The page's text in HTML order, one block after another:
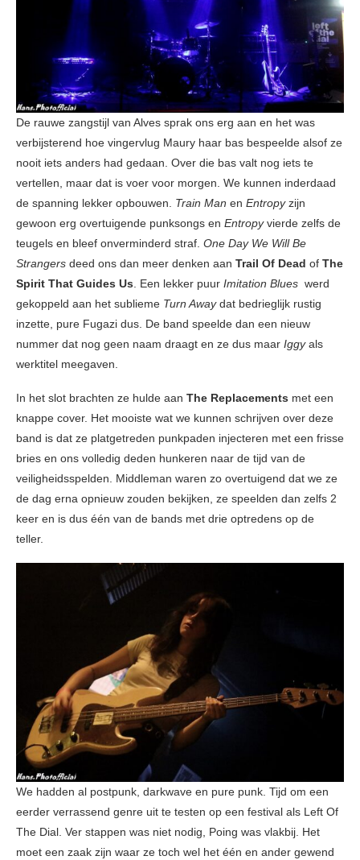
De rauwe zangstijl van Alves sprak ons erg aan en het was
verbijsterend hoe vingervlug Maury haar bas bespeelde alsof ze
nooit iets anders had gedaan. Over die bas valt nog iets te
vertellen, maar dat is voer voor morgen. We kunnen inderdaad
de spanning lekker opbouwen. Train Man en Entropyzijn
gewoon erg overtuigende punksongs en Entropyvierde zelfs de
teugels en bleef onverminderd straf. One Day We Will Be
Strangers deed ons dan meer denken aan Trail Of Dead of The
Spirit That Guides Us. Een lekker puur Imitation Blues werd
gekoppeld aan het sublieme Turn Awaydat bedrieglijk rustig
inzette, pure Fugazi dus. De band speelde dan een nieuw
nummer dat nog geen naam draagt en ze dus maar Iggyals
werktitel meegaven.
In het slot brachten ze hulde aan The Replacements met een
knappe cover. Het mooiste wat we kunnen schrijven over deze
band is dat ze platgetreden punkpaden injecteren met een frisse
bries en ons volledig deden hunkeren naar de tijd van de
veiligheidsspelden. Middleman waren zo overtuigend dat we ze
de dag erna opnieuw zouden bekijken, ze speelden dan zelfs 2
keer en is dus één van de bands met drie optredens op de
teller.
We hadden al postpunk, darkwave en pure punk. Tijd om een
eerder verrassend genre uit te testen op een festival als Left Of
The Dial. Ver stappen was niet nodig, Poing was vlakbij. Het
moet een zaak zijn waar ze toch wel het één en ander gewend